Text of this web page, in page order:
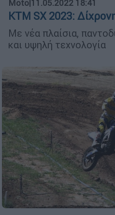
Moto 11.05.2022 18:41
KTM SX 2023:
Με νέα πλαίσια,
και υψηλή τεχνολογία